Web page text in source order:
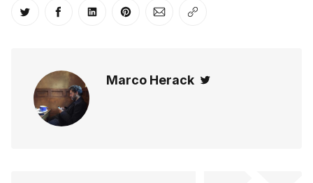
Auf Twitter teilen
Auf Facebook teilen
Auf LinkedIn teilen
Auf Pinterest teilen
Per E-Mail teilen
Link kopieren
Marco Herack